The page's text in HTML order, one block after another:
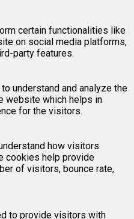
certain functionalities like
on social media platforms,
party features.
understand and analyze the
website which helps in
for the visitors.
how visitors
cookies help provide
of visitors, bounce rate,
to provide visitors with